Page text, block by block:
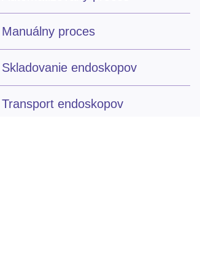
Manuálny proces
Skladovanie endoskopov
Transport endoskopov